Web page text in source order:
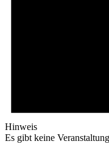
Hinweis
Es gibt keine